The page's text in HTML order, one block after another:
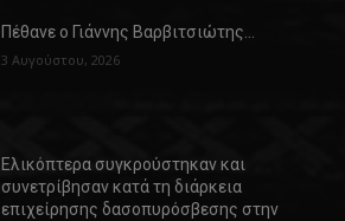
Πέθανε ο Γιάννης Βαρβιτσιώτης…
3 Αυγούστου, 2026
Ελικόπτερα συγκρούστηκαν και
συνετρίβησαν κατά τη διάρκεια
επιχείρησης δασοπυρόσβεσης στην